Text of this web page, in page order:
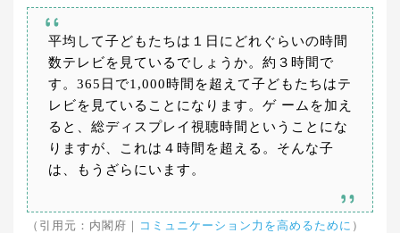
平均して子どもたちは１日にどれぐらいの時間
数テレビを見ているでしょうか。約３時間で
す。365日で1,000時間を超えて子どもたちはテ
レビを見ていることになります。ゲ ームを加え
ると、総ディスプレイ視聴時間ということにな
りますが、これは４時間を超える。そんな子
は、もうざらにいます。
（引用元：内閣府｜ コミュニケーション力を高めるために ）